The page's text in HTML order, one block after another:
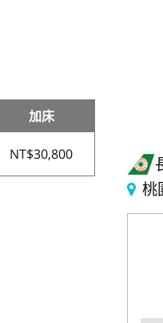
加床
NT$30,800
桃